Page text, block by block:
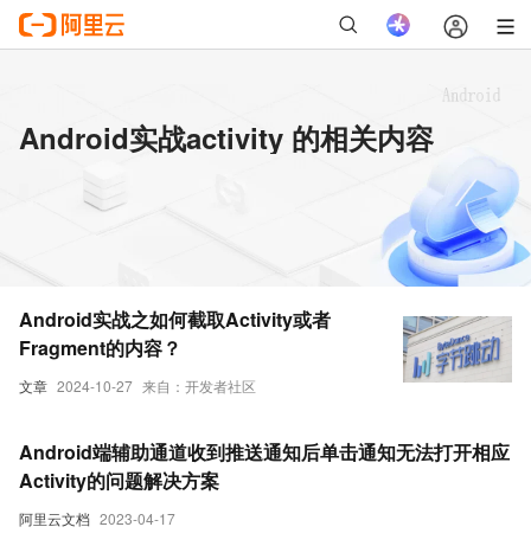
Android实战activity 的相关内容
文章 2024-10-27 来自：开发者社区
Android实战之如何截取Activity或者
Fragment的内容？
阿里云文档 2023-04-17
Android端辅助通道收到推送通知后单击通知无法打开相应
Activity的问题解决方案